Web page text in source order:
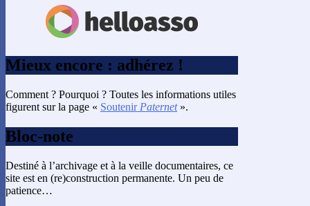
Mieux encore : adhérez !
Comment ? Pourquoi ? Toutes les informations utiles
figurent sur la page « Soutenir Paternet».
Bloc-note
Destiné à l’archivage et à la veille documentaires, ce
site est en (re)construction permanente. Un peu de
patience…